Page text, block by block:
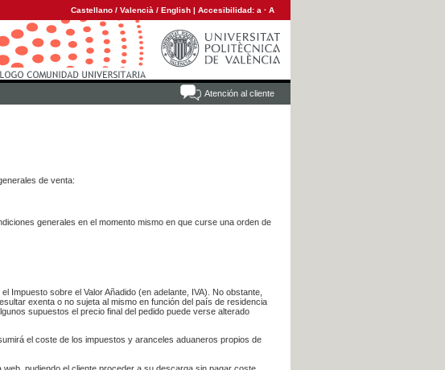
Castellano / Valencià / English | Accesibilidad: a · A
Atención al cliente
de venta:
generales en el momento mismo en que curse una orden de
Impuesto sobre el Valor Añadido (en adelante, IVA). No obstante,
exenta o no sujeta al mismo en función del país de residencia
supuestos el precio final del pedido puede verse alterado
el coste de los impuestos y aranceles aduaneros propios de